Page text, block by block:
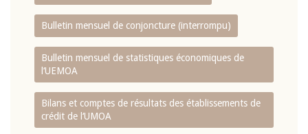
Bulletin mensuel de conjoncture (interrompu)
Bulletin mensuel de statistiques économiques de
l‘UEMOA
Bilans et comptes de résultats des établissements de
crédit de l‘UMOA